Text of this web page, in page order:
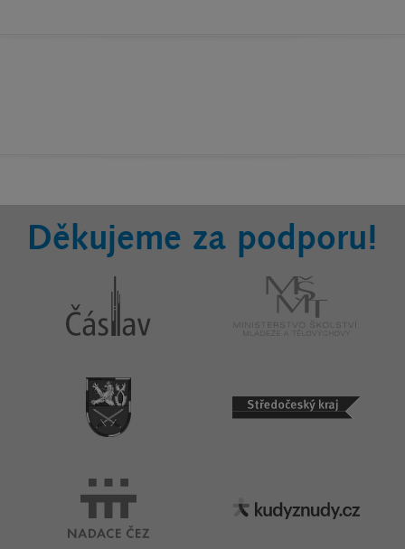
Děkujeme za podporu!